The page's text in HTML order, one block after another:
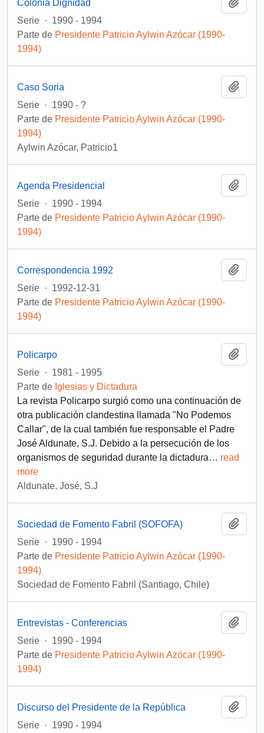
Colonia Dignidad
Serie · 1990 - 1994
Parte de Presidente Patricio Aylwin Azócar (1990-
1994)
Caso Soria
Serie · 1990 - ?
Parte de Presidente Patricio Aylwin Azócar (1990-
1994)
Aylwin Azócar, Patricio1
Agenda Presidencial
Serie · 1990 - 1994
Parte de Presidente Patricio Aylwin Azócar (1990-
1994)
Correspondencia 1992
Serie · 1992-12-31
Parte de Presidente Patricio Aylwin Azócar (1990-
1994)
Policarpo
Serie · 1981 - 1995
Parte de Iglesias y Dictadura
La revista Policarpo surgió como una continuación de
otra publicación clandestina llamada "No Podemos
Callar", de la cual también fue responsable el Padre
José Aldunate, S.J. Debido a la persecución de los
organismos de seguridad durante la dictadura… read
more
Aldunate, José, S.J
Sociedad de Fomento Fabril (SOFOFA)
Serie · 1990 - 1994
Parte de Presidente Patricio Aylwin Azócar (1990-
1994)
Sociedad de Fomento Fabril (Santiago, Chile)
Entrevistas - Conferencias
Serie · 1990 - 1994
Parte de Presidente Patricio Aylwin Azócar (1990-
1994)
Discurso del Presidente de la República
Serie · 1990 - 1994